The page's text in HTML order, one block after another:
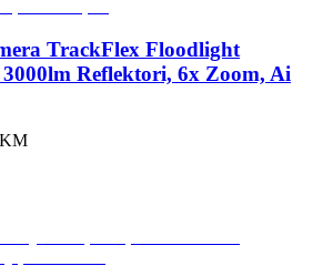
TrackFlex Floodlight
Reflektori, 6x Zoom, Ai
KM